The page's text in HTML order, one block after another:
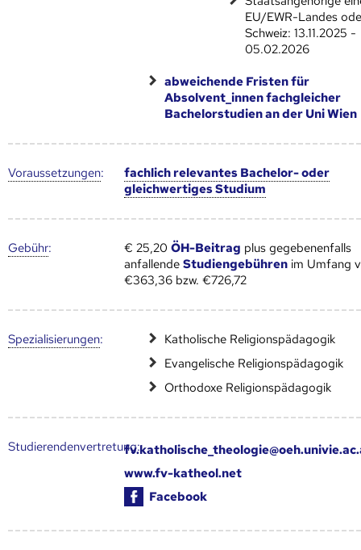
EU/EWR-Landes
Schweiz: 13.11.2025 -
05.02.2026
abweichende Fristen für
Absolvent_innen fachgleicher
Bachelorstudien an der Uni Wien
Voraus­setzungen:
fachlich relevantes Bachelor- oder
gleichwertiges Studium
Gebühr: € 25,20ÖH-Beitrag plus gegebenenfalls
anfallendeStudiengebühren im Umfang
€363,36 bzw. €726,72
Speziali­sierungen:
Katholische Religionspädagogik
Evangelische Religionspädagogik
Orthodoxe Religionspädagogik
Studierendenvertretung:
www.fv-katheol.net
Facebook